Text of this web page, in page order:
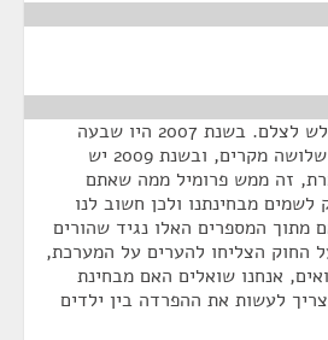
לא. מקרים בהם שלחו בלש לצלם. בשנת 2007 היו שבעה
מקרים, בשנת 2008 היו שלושה מקרים, ובשנת 2009 יש
זה ממש פרומיל ממה שאתם
לשמים מבחינתנו ולכן חשוב לנו
מתוך המספרים האלו נגיד שהורים
החוק הצליחו להערים על המערכת,
אנחנו שואלים האם מבחינת
לעשות את ההפרדה בין ילדים